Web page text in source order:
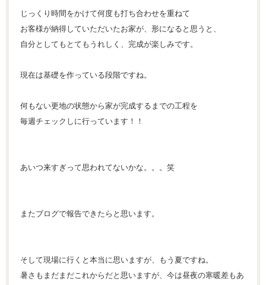
じっくり時間をかけて何度も打ち合わせを重ねて
お客様が納得していただいたお家が、形になると思うと、
自分としてもとてもうれしく、完成が楽しみです。
現在は基礎を作っている段階ですね。
何もない更地の状態から家が完成するまでの工程を
毎週チェックしに行っています！！
あいつ来すぎって思われてないかな。。。笑
またブログで報告できたらと思います。
そして現場に行くと本当に思いますが、もう夏ですね。
暑さもまだまだこれからだと思いますが、今は昼夜の寒暖差もあ